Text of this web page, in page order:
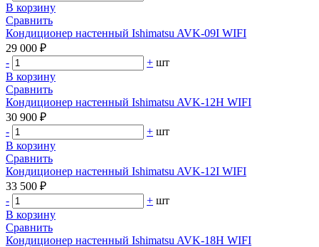
В корзину
Сравнить
Кондиционер настенный Ishimatsu AVK-09I WIFI
29 000 ₽
-
+ шт
В корзину
Сравнить
Кондиционер настенный Ishimatsu AVK-12H WIFI
30 900 ₽
-
+ шт
В корзину
Сравнить
Кондиционер настенный Ishimatsu AVK-12I WIFI
33 500 ₽
-
+ шт
В корзину
Сравнить
Кондиционер настенный Ishimatsu AVK-18H WIFI